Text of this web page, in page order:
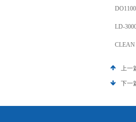
DO1100
LD-
上一
下一